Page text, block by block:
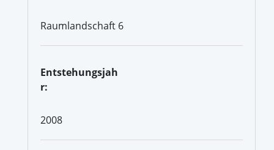
Raumlandschaft 6
Entstehungsjah
r:
2008